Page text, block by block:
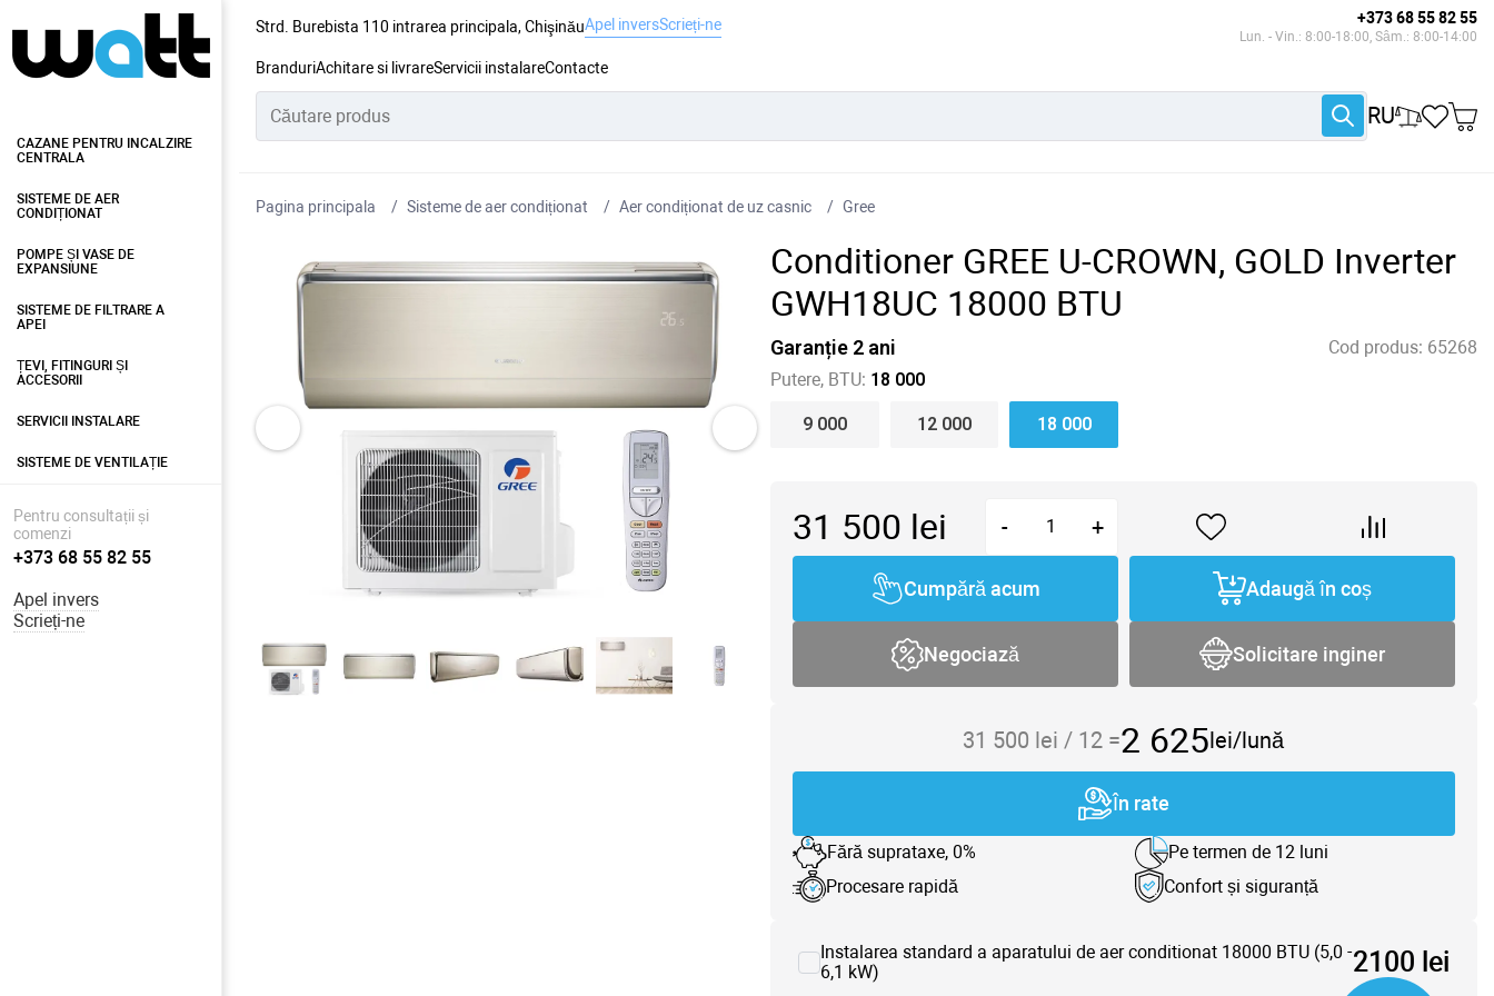
Strd. Burebista 110 intrarea principala, ChişinăuApel inversScrieți-ne +373 68 55 82 55
Lun. - Vin.: 8:00-18:00, Sâm.: 8:00-14:00
BranduriAchitare si livrareServicii instalareContacte
RU
CAZANE PENTRU INCALZIRE
CENTRALA
SISTEME DE AER
CONDIȚIONAT
POMPE ȘI VASE DE
EXPANSIUNE
SISTEME DE FILTRARE A
APEI
ȚEVI, FITINGURI ȘI
ACCESORII
SERVICII INSTALARE
SISTEME DE VENTILAȚIE
Pentru consultații și
comenzi
+373 68 55 82 55
Apel invers
Scrieți-ne
Pagina principala Sisteme de aer condiționat Aer condiționat de uz casnic Gree
Conditioner GREE U-CROWN, GOLD Inverter
GWH18UC 18000 BTU
Garanție 2 ani Cod produs: 65268
Putere, BTU: 18 000
9 000 12 000 18 000
31 500 lei - +
Cumpără acum Adaugă în coș
Negociază Solicitare inginer
31 500 lei / 12 =2 625lei/lună
În rate
Fără suprataxe, 0%
Pe termen de 12 luni
Procesare rapidă
Confort și siguranță
Instalarea standard a aparatului de aer conditionat 18000 BTU (5,0 -
6,1 kW)
2100 lei